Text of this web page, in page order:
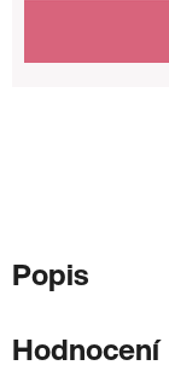
Popis
Hodnocení